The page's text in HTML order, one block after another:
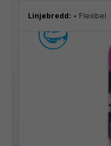
Linjebredd: Flexibel